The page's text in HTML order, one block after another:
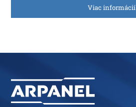
Viac informácií